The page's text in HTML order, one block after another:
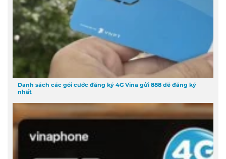
Danh sách các gói cước đăng ký 4G Vina gửi 888 dễ đăng ký
nhất